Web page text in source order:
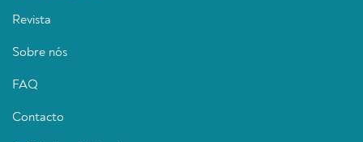
Revista
Sobre nós
FAQ
Contacto